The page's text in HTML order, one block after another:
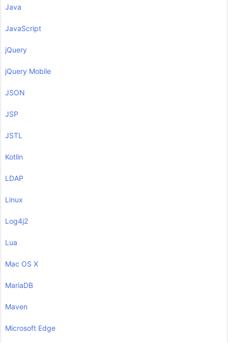
Java
JavaScript
jQuery
jQuery Mobile
JSON
JSP
JSTL
Kotlin
LDAP
Linux
Log4j2
Lua
Mac OS X
MariaDB
Maven
Microsoft Edge